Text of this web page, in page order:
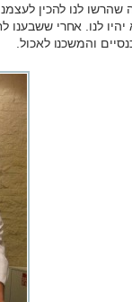
שהרשו לנו להכין
לנו. אחרי ששבענו
והמשכנו לאכול.